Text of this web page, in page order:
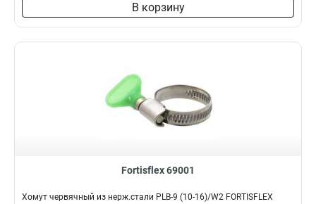
В корзину
Fortisflex 69001
Хомут червячный из нерж.стали PLB-9 (10-16)/W2 FORTISFLEX